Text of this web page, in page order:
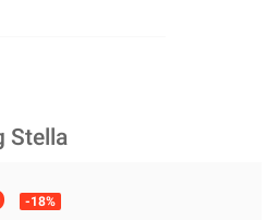
Stella
-18%